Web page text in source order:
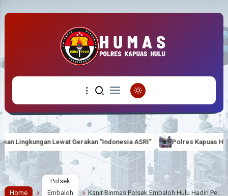
"Indonesia ASRI" Polres Kapuas Hulu Bagikan 100 Bendera
Home
Polsek
Embaloh
Kanit Binmas Polsek Embaloh Hulu Hadiri Penyaluran BLT-DD Triwulan II Tahun 2026 di Desa Rantau Prapat Kecamatan Embaloh Hulu.